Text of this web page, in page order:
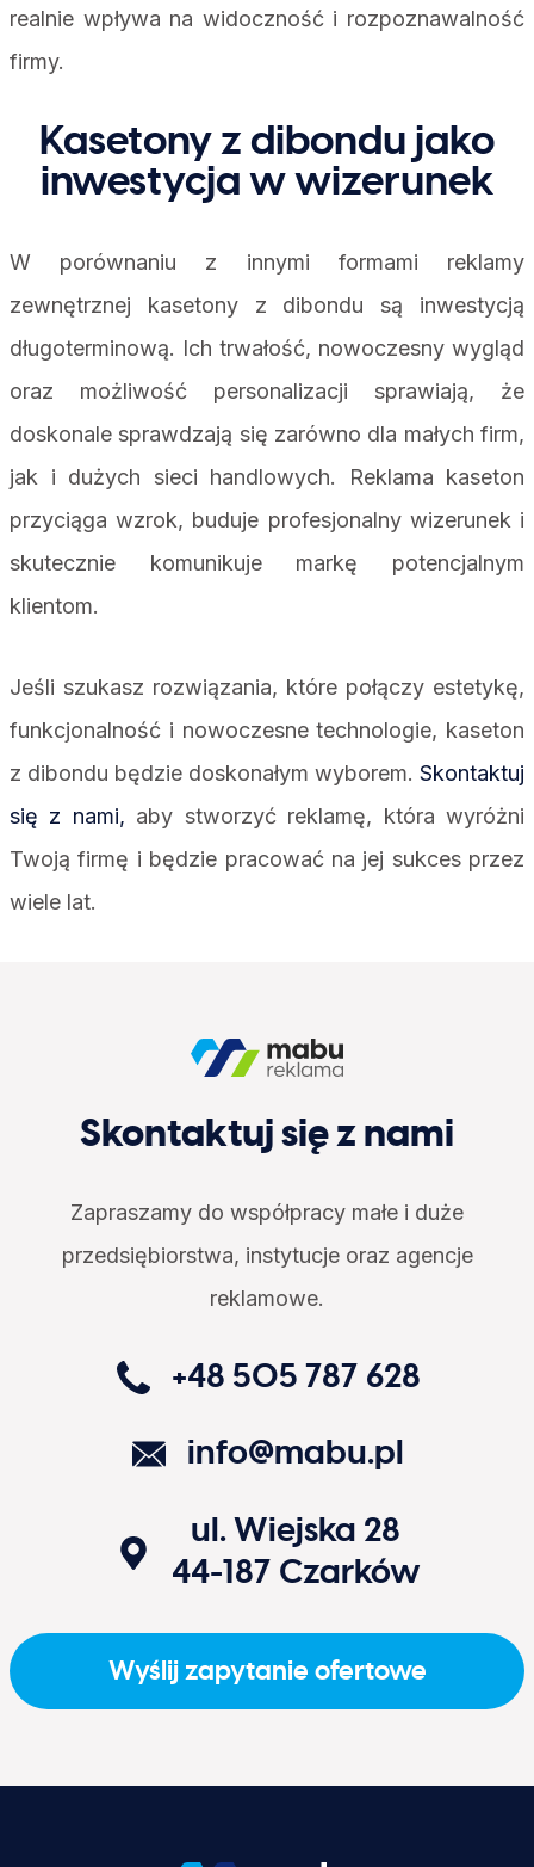
realnie wpływa na widoczność i rozpoznawalność
firmy.
Kasetony z dibondu jako
inwestycja w wizerunek
W porównaniu z innymi formami reklamy
zewnętrznej kasetony z dibondu są inwestycją
długoterminową. Ich trwałość, nowoczesny wygląd
oraz możliwość personalizacji sprawiają, że
doskonale sprawdzają się zarówno dla małych firm,
jak i dużych sieci handlowych. Reklama kaseton
przyciąga wzrok, buduje profesjonalny wizerunek i
skutecznie komunikuje markę potencjalnym
klientom.
Jeśli szukasz rozwiązania, które połączy estetykę,
funkcjonalność i nowoczesne technologie, kaseton
z dibondu będzie doskonałym wyborem. Skontaktuj
się z nami, aby stworzyć reklamę, która wyróżni
Twoją firmę i będzie pracować na jej sukces przez
wiele lat.
Skontaktuj się z nami
Zapraszamy do współpracy małe i duże
przedsiębiorstwa, instytucje oraz agencje
reklamowe.
+48 505 787 628
info@mabu.pl
ul. Wiejska 28
44-187 Czarków
Wyślij zapytanie ofertowe